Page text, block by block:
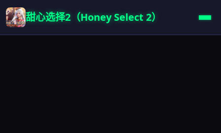
甜心选择2（Honey Select 2）